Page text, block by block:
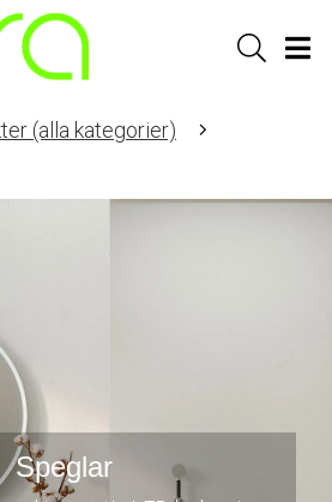
Sök
(alla kategorier)
Speglar